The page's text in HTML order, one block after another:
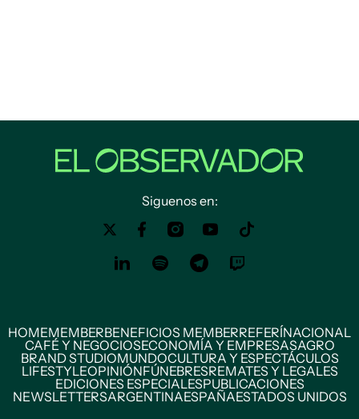
Siguenos en:
HOMEMEMBERBENEFICIOS MEMBERREFERÍNACIONAL
CAFÉ Y NEGOCIOSECONOMÍA Y EMPRESASAGRO
BRAND STUDIOMUNDOCULTURA Y ESPECTÁCULOS
LIFESTYLEOPINIÓNFÚNEBRESREMATES Y LEGALES
EDICIONES ESPECIALESPUBLICACIONES
NEWSLETTERSARGENTINAESPAÑAESTADOS UNIDOS